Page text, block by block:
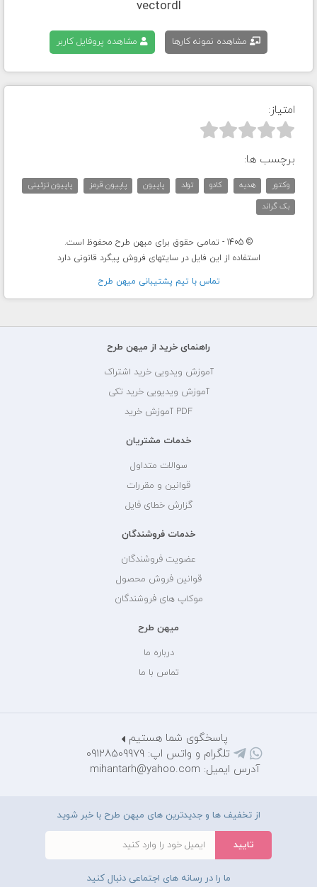
vectordl
مشاهده نمونه کارها مشاهده پروفایل کاربر
امتیاز:



برچسب ها:
وکتور هدیه کادو تولد پاپیون پاپیون قرمز
پاپیون تزئینی
بک گراند
© 1405 - تمامی حقوق برای میهن طرح محفوظ است.
استفاده از این فایل در سایتهای فروش پیگرد قانونی دارد
تماس با تيم پشتيبانی ميهن طرح
راهنمای خرید از میهن طرح
آموزش ویدویی خرید اشتراک
آموزش ویدیویی خرید تکی
PDF آموزش خرید
خدمات مشتریان
سوالات متداول
قوانین و مقررات
گزارش خطای فایل
خدمات فروشندگان
عضویت فروشندگان
قوانین فروش محصول
موکاپ های فروشندگان
میهن طرح
درباره ما
تماس با ما
پاسخگوی شما هستیم
تلگرام و واتس اپ: 09128509979
آدرس ایمیل: mihantarh@yahoo.com
از تخفیف ها و جدیدترین های میهن طرح با خبر شوید
ما را در رسانه های اجتماعی دنبال کنید